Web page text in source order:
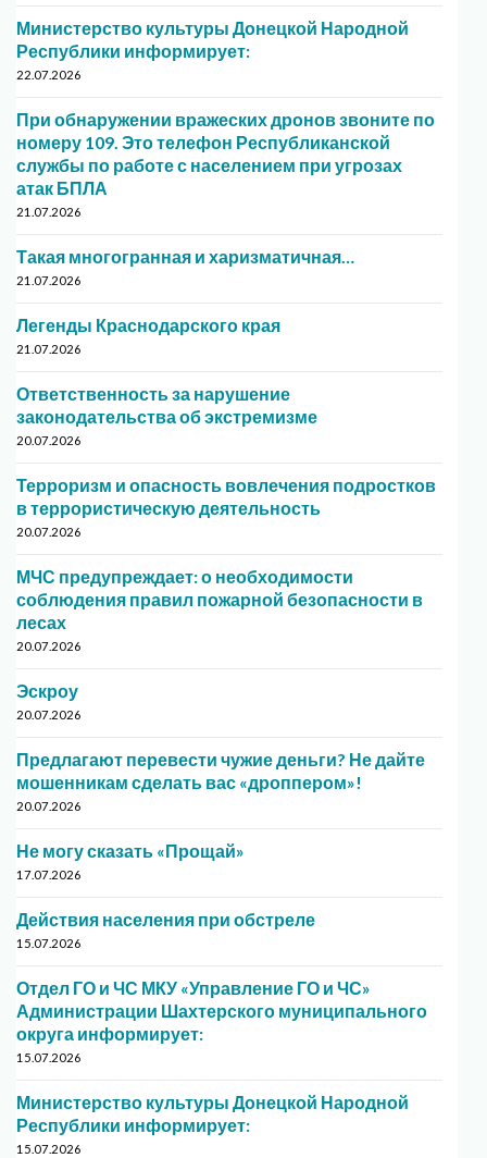
Министерство культуры Донецкой Народной
Республики информирует:
22.07.2026
При обнаружении вражеских дронов звоните по
номеру 109. Это телефон Республиканской
службы по работе с населением при угрозах
атак БПЛА
21.07.2026
Такая многогранная и харизматичная…
21.07.2026
Легенды Краснодарского края
21.07.2026
Ответственность за нарушение
законодательства об экстремизме
20.07.2026
Терроризм и опасность вовлечения подростков
в террористическую деятельность
20.07.2026
МЧС предупреждает: о необходимости
соблюдения правил пожарной безопасности в
лесах
20.07.2026
Эскроу
20.07.2026
Предлагают перевести чужие деньги? Не дайте
мошенникам сделать вас «дроппером»!
20.07.2026
Не могу сказать «Прощай»
17.07.2026
Действия населения при обстреле
15.07.2026
Отдел ГО и ЧС МКУ «Управление ГО и ЧС»
Администрации Шахтерского муниципального
округа информирует:
15.07.2026
Министерство культуры Донецкой Народной
Республики информирует:
15.07.2026